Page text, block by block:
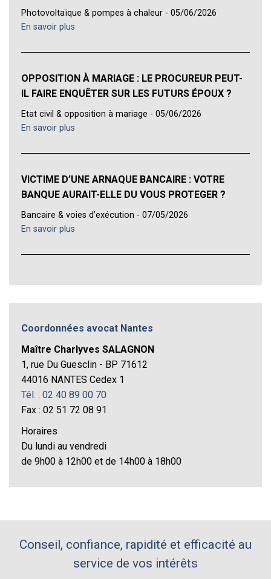
Photovoltaïque & pompes à chaleur - 05/06/2026
En savoir plus
OPPOSITION À MARIAGE : LE PROCUREUR PEUT-
IL FAIRE ENQUÊTER SUR LES FUTURS ÉPOUX ?
Etat civil & opposition à mariage - 05/06/2026
En savoir plus
VICTIME D’UNE ARNAQUE BANCAIRE : VOTRE
BANQUE AURAIT-ELLE DU VOUS PROTEGER ?
Bancaire & voies d’exécution - 07/05/2026
En savoir plus
Coordonnées avocat Nantes
Maître Charlyves SALAGNON
1, rue Du Guesclin - BP 71612
44016 NANTES Cedex 1
Tél. : 02 40 89 00 70
Fax : 02 51 72 08 91
Horaires
Du lundi au vendredi
de 9h00 à 12h00 et de 14h00 à 18h00
Conseil, confiance, rapidité et efficacité au
service de vos intérêts